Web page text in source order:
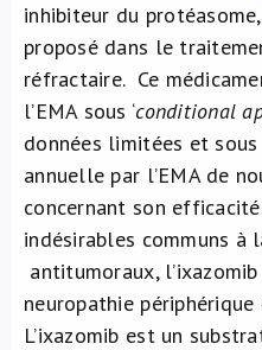
inhibiteur du
proposé dans le
réfractaire. Ce
l’EMA sous ‘conditional
données limitées et
annuelle par l’EMA de
concernant son
indésirables communs à
antitumoraux,
neuropathie
L’ixazomib est un